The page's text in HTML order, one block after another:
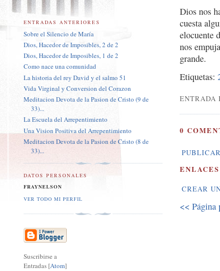
Dios nos
cuesta
elocuente
nos
grande.
Etiquetas:
ENTRADA
0
CREAR
<<
ENTRADAS ANTERIORES
Sobre el Silencio de María
Dios, Hacedor de Imposibles, 2 de 2
Dios, Hacedor de Imposibles, 1 de 2
Como nace una comunidad
La historia del rey David y el salmo 51
Vida Virginal y Conversion del Corazon
Meditacion Devota de la Pasion de Cristo (9 de
33)...
La Escuela del Arrepentimiento
Una Vision Positiva del Arrepentimiento
Meditacion Devota de la Pasion de Cristo (8 de
33)...
DATOS PERSONALES
FRAYNELSON
VER TODO MI PERFIL
Suscribirse a
Entradas [Atom]